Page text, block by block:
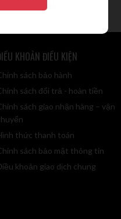
KHOẢN ĐIỀU KIỆN
sách bảo hành
sách đổi trả - hoàn tiền
sách giao nhận hàng – vận
thức thanh toán
sách bảo mật thông tin
khoản giao dịch chung